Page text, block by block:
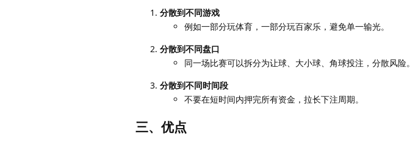
分散到不同游戏
例如一部分玩体育，一部分玩百家乐，避免单一输光。
分散到不同盘口
同一场比赛可以拆分为让球、大小球、角球投注，分散风险。
分散到不同时间段
不要在短时间内押完所有资金，拉长下注周期。
三、优点